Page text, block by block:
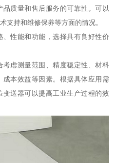
质量和售后服务的可靠性。可以
支持和维修保养等方面的情况。
性能和功能，选择具有良好性价
虑测量范围、精度稳定性、材料
本效益等因素。根据具体应用需
送器可以提高工业生产过程的效